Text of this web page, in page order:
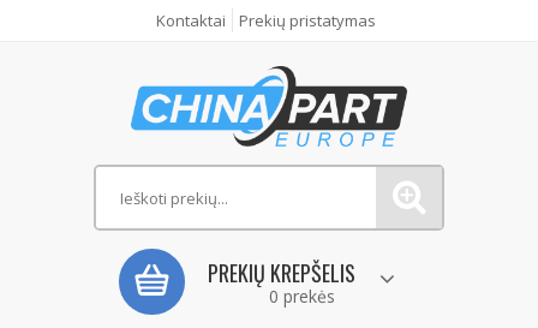
Kontaktai Prekių pristatymas
PREKIŲ KREPŠELIS
0 prekės